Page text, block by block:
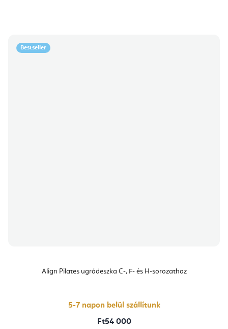
Bestseller
Align Pilates ugródeszka C-, F- és H-sorozathoz
5-7 napon belül szállítunk
Ft54 000